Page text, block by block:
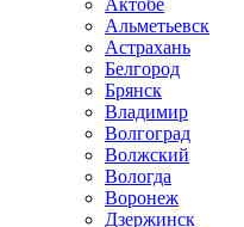
Актобе
Альметьевск
Астрахань
Белгород
Брянск
Владимир
Волгоград
Волжский
Вологда
Воронеж
Дзержинск